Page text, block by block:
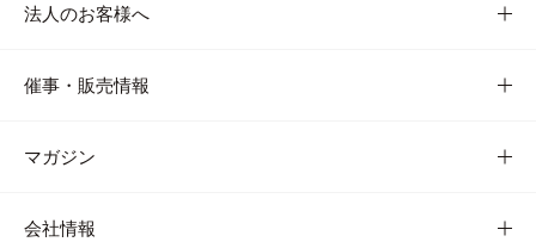
法人のお客様へ
催事・販売情報
マガジン
会社情報